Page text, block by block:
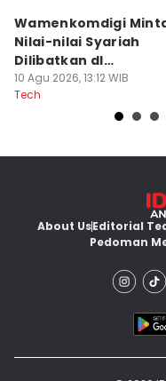
Wamenkomdigi
Nilai-nilai Syariah
Dilibatkan dI
Pengembangan AI
10 Agu 2026, 13:12 WIB
Tech
About UsEditorial
Pedoman